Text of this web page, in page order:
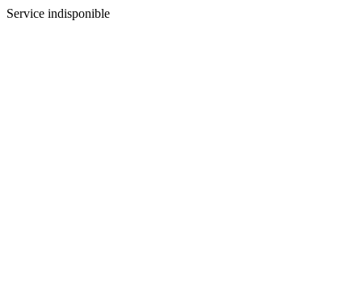
Service indisponible